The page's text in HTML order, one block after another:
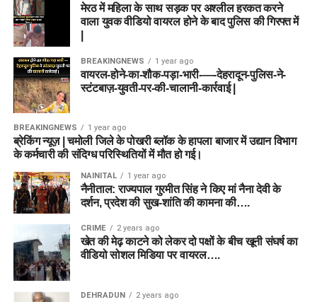
मेरठ में महिला के साथ सड़क पर अश्लील हरकत करने
वाला युवक वीडियो वायरल होने के बाद पुलिस की गिरफ्त में
BREAKINGNEWS 1 year ago
वायरल-होने-का-शौक-पड़ा-भारी-—-देहरादून-पुलिस-ने-
स्टंटबाज़-युवती-पर-की-चालानी-कार्रवाई |
BREAKINGNEWS 1 year ago
ब्रेकिंग न्यूज़ | चमोली जिले के पोखरी ब्लॉक के हापला बाजार में उद्यान विभाग
के कर्मचारी की संदिग्ध परिस्थितियों में मौत हो गई।
NAINITAL 1 year ago
नैनीताल: राज्यपाल गुरमीत सिंह ने किए मां नैना देवी के
दर्शन, प्रदेश की सुख-शांति की कामना की….
CRIME 2 years ago
खेत की मेढ़ काटने को लेकर दो पक्षों के बीच खूनी संघर्ष का
वीडियो सोशल मिडिया पर वायरल….
DEHRADUN 2 years ago